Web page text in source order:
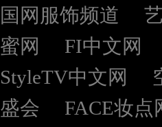
国网服饰频道
蜜网
FI中文网
StyleTV中文网
盛会
FACE妆点